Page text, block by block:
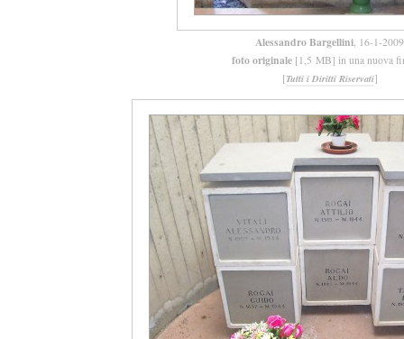
Alessandro Bargellini, 16-1-2009
foto originale [1,5 MB] in una nuova
[Tutti i Diritti Riservati]